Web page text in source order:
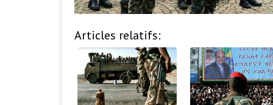
Articles relatifs: